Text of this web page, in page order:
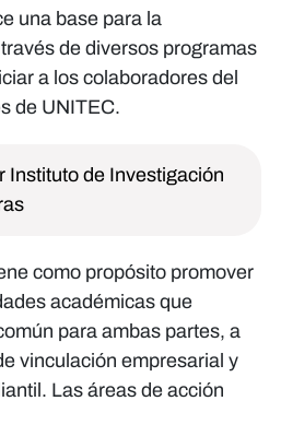
una base para la
de diversos programas
a los colaboradores del
de UNITEC.
Instituto de Investigación
como propósito promover
académicas que
para ambas partes, a
vinculación empresarial y
Las áreas de acción